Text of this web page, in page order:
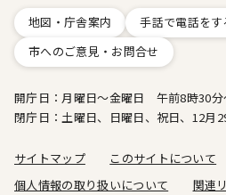
地図・庁舎案内
手話で電話をす
市へのご意見・お問合せ
開庁日：月曜日～金曜日 午前8時30分
閉庁日：土曜日、日曜日、祝日、12月
サイトマップ
このサイトについて
個人情報の取り扱いについて
関連